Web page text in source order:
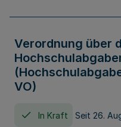
Verordnung über
VO)
In Kraft Seit 26.